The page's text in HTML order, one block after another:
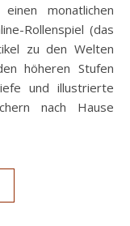
monatlichen
Rollenspiel (das
zu den Welten
höheren Stufen
und illustrierte
nach Hause